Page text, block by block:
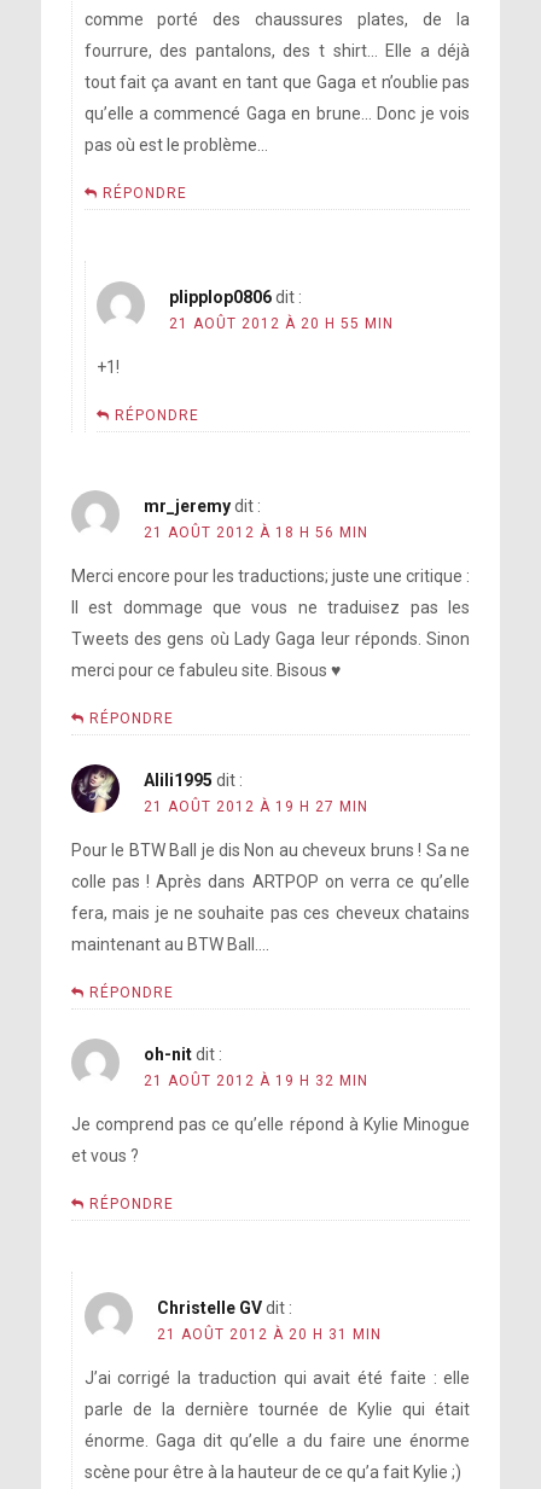
comme porté des chaussures plates, de la
fourrure, des pantalons, des t shirt… Elle a déjà
tout fait ça avant en tant que Gaga et n’oublie pas
qu’elle a commencé Gaga en brune… Donc je vois
pas où est le problème…
RÉPONDRE
plipplop0806dit :
21 AOÛT 2012 À 20 H 55 MIN
+1!
RÉPONDRE
mr_jeremy dit :
21 AOÛT 2012 À 18 H 56 MIN
Merci encore pour les traductions; juste une critique :
Il est dommage que vous ne traduisez pas les
Tweets des gens où Lady Gaga leur réponds. Sinon
merci pour ce fabuleu site. Bisous ♥
RÉPONDRE
Alili1995 dit :
21 AOÛT 2012 À 19 H 27 MIN
Pour le BTW Ball je dis Non au cheveux bruns ! Sa ne
colle pas ! Après dans ARTPOP on verra ce qu’elle
fera, mais je ne souhaite pas ces cheveux chatains
maintenant au BTW Ball….
RÉPONDRE
oh-nit dit :
21 AOÛT 2012 À 19 H 32 MIN
Je comprend pas ce qu’elle répond à Kylie Minogue
et vous ?
RÉPONDRE
Christelle GV dit :
21 AOÛT 2012 À 20 H 31 MIN
J’ai corrigé la traduction qui avait été faite : elle
parle de la dernière tournée de Kylie qui était
énorme. Gaga dit qu’elle a du faire une énorme
scène pour être à la hauteur de ce qu’a fait Kylie ;)